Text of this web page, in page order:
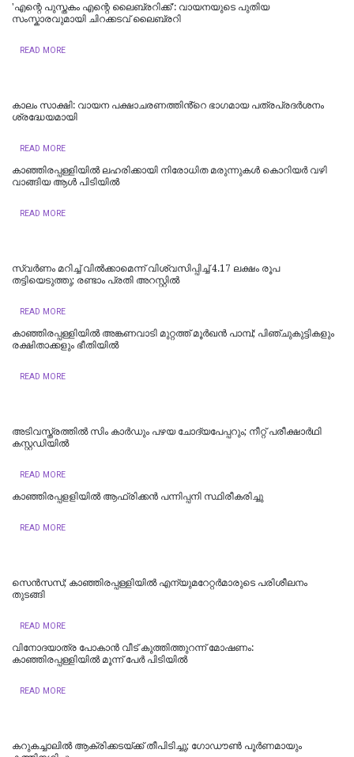
'എന്റെ പുസ്തകം എന്റെ ലൈബ്രറിക്ക്': വായനയുടെ പുതിയ
സംസ്കാരവുമായി ചിറക്കടവ് ലൈബ്രറി
READ MORE
കാലം സാക്ഷി: വായന പക്ഷാചരണത്തിൻ്റെ ഭാഗമായ പത്രപ്രദർശനം
ശ്രദ്ധേയമായി
READ MORE
കാഞ്ഞിരപ്പള്ളിയിൽ ലഹരിക്കായി നിരോധിത മരുന്നുകള്‍ കൊറിയര്‍ വഴി
വാങ്ങിയ ആള്‍ പിടിയില്‍
READ MORE
സ്വർണം മറിച്ച് വിൽക്കാമെന്ന് വിശ്വസിപ്പിച്ച് 4.17 ലക്ഷം രൂപ
തട്ടിയെടുത്തു; രണ്ടാം പ്രതി അറസ്റ്റിൽ
READ MORE
കാഞ്ഞിരപ്പള്ളിയിൽ അങ്കണവാടി മുറ്റത്ത് മൂർഖൻ പാമ്പ്; പി​ഞ്ചു​കു​ട്ടി​ക​ളും
ര​ക്ഷി​താ​ക്ക​ളും ഭീ​തി​യി​ൽ
READ MORE
അടിവസ്ത്രത്തിൽ സിം കാർഡും പഴയ ചോദ്യപേപ്പറും; നീറ്റ് പരീക്ഷാർഥി
കസ്റ്റഡിയിൽ
READ MORE
കാഞ്ഞിരപ്പളളിയിൽ ആഫ്രിക്കന്‍ പന്നിപ്പനി സ്ഥിരീകരിച്ചു
READ MORE
സെന്‍സസ്; കാഞ്ഞിരപ്പള്ളിയില്‍ എന്യുമറേറ്റര്‍മാരുടെ പരിശീലനം
തുടങ്ങി
READ MORE
വിനോദയാത്ര പോകാൻ വീട് കുത്തിത്തുറന്ന് മോഷണം:
കാഞ്ഞിരപ്പള്ളിയില്‍ മൂന്ന് പേർ പിടിയിൽ
READ MORE
കറുകച്ചാലിൽ ആക്രിക്കടയ്ക്ക് തീപിടിച്ചു; ഗോഡൗണ്‍ പൂര്‍ണമായും